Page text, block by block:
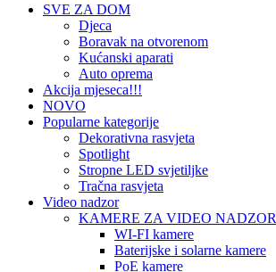
SVE ZA DOM
Djeca
Boravak na otvorenom
Kućanski aparati
Auto oprema
Akcija mjeseca!!!
NOVO
Popularne kategorije
Dekorativna rasvjeta
Spotlight
Stropne LED svjetiljke
Tračna rasvjeta
Video nadzor
KAMERE ZA VIDEO NADZOR
WI-FI kamere
Baterijske i solarne kamere
PoE kamere